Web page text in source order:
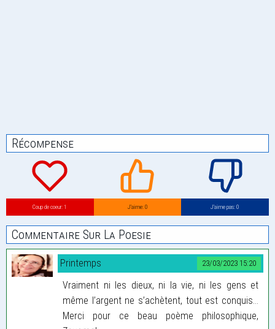
Récompense
Coup de coeur: 1 J’aime: 0 J’aime pas: 0
Commentaire Sur La Poesie
23/03/2023 15:20
Printemps
Vraiment ni les dieux, ni la vie, ni les gens et
même l’argent ne s’achètent, tout est conquis…
Merci pour ce beau poème philosophique,